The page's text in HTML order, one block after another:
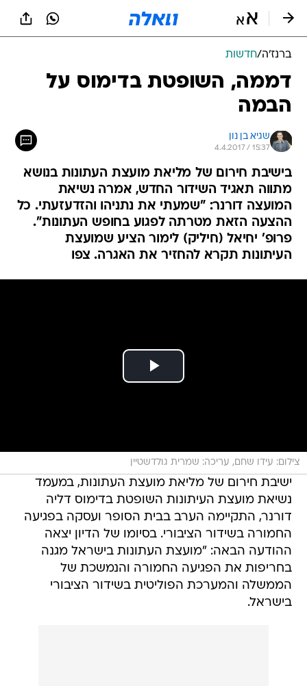
ברנז'ה/חדשות
דממה, השופטת בדימוס על
הבמה
שגיא בן נון
4.4.2017 / 15:37
בישיבת חירום של מליאת מועצת העתונות בנושא
מתווה תאגיד השידור החדש, אמרה נשיאת
המועצה דורנר: "שמעתי את נתניהו והזדעזעתי. כל
ההצעה הזאת מטרתה לפגוע בחופש העתונות".
פרופ' יחיאל (חיליק) לימור הציע שמועצת
העיתונות תקרא להחזיר את האגרה. צפו
צילום: עידו שחם, עריכה: שמרית גולדשטיין
ישיבת חירום של מליאת מועצת העתונות, במעמד
נשיאת מועצת העיתונות השופטת בדימוס דליה
דורנר, התקיימה הערב בבית הסופר ועסקה בפגיעה
החמורה בשידור הציבורי. בסיומו של הדיון יצאה
ההודעה הבאה: "מועצת העתונות בישראל מגנה
בחריפות את הפגיעה החמורה והנמשכת של
הממשלה והמערכת הפוליטית בשידור הציבורי
בישראל.